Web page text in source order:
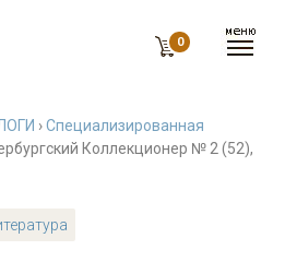
0
›Специализированная
Коллекционер № 2 (52),